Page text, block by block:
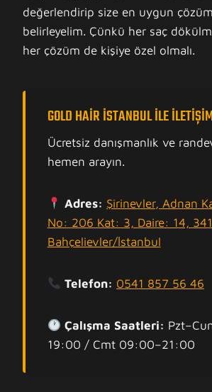
değerlendirip size en uygun
belirleyelim. Çünkü her saç
her çözüm de kişiye özel olmalı.
GOLD HAIR İSTANBUL ILE
Ücretsiz danışmanlık ve
hemen arayın.
Adres: Şirinevler, Adnan
No: 206 Kat: 3, Daire: 14,
Bahçelievler/İstanbul
Telefon: 0541 857 56 46
Çalışma Saatleri:
19:00 / Cmt 09:00–21:00